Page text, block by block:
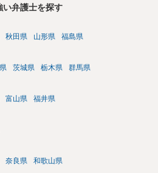
い弁護士を探す
秋田県 山形県 福島県
茨城県 栃木県 群馬県
富山県 福井県
奈良県 和歌山県